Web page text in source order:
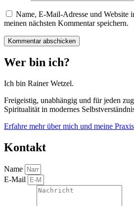
Name, E-Mail-Adresse und Website
meinen nächsten Kommentar speichern.
Wer bin ich?
Ich bin Rainer Wetzel.
Freigeistig, unabhängig und für jeden
Spiritualität in modernes
Erfahre mehr über mich und meine Praxis
Kontakt
Name
E-Mail